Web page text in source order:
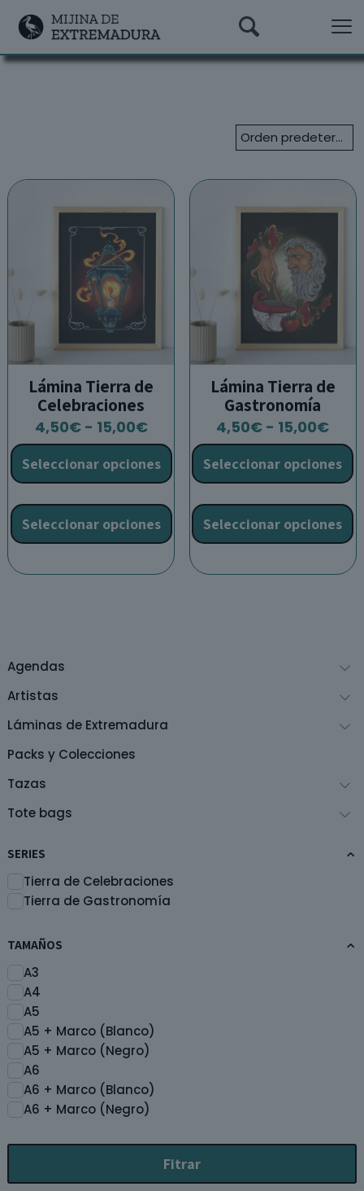
Agendas
Artistas
Láminas de Extremadura
Packs y Colecciones
Tazas
Tote bags
SERIES
Tierra de Celebraciones
Tierra de Gastronomía
TAMAÑOS
A3
A4
A5
A5 + Marco (Blanco)
A5 + Marco (Negro)
A6
A6 + Marco (Blanco)
A6 + Marco (Negro)
Fitrar
Lámina Tierra de
Celebraciones
4,50€ - 15,00€Rango
de
precios:
desde
4,50€
hasta
15,00€
Seleccionar opciones
Seleccionar opciones
producto
tiene
múltiples
variantes.
Lámina Tierra de
Gastronomía
4,50€ - 15,00€
de
Seleccionar opciones
Seleccionar opciones